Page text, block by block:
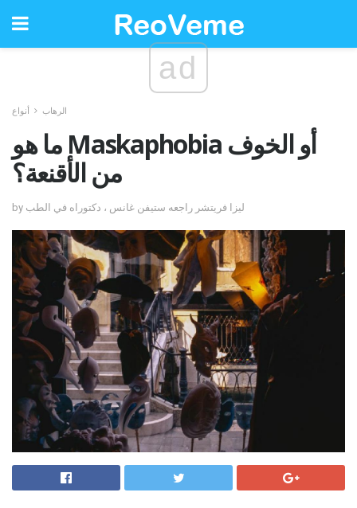
ad
الرهاب أنواع
ما هو Maskaphobia أو الخوف
من الأقنعة؟
by ليزا فريتشر راجعه ستيفن غانس ، دكتوراه في الطب